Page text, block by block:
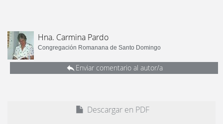
Hna. Carmina Pardo
Congregación Romanana de Santo Domingo
Enviar comentario al autor/a
Descargar en PDF